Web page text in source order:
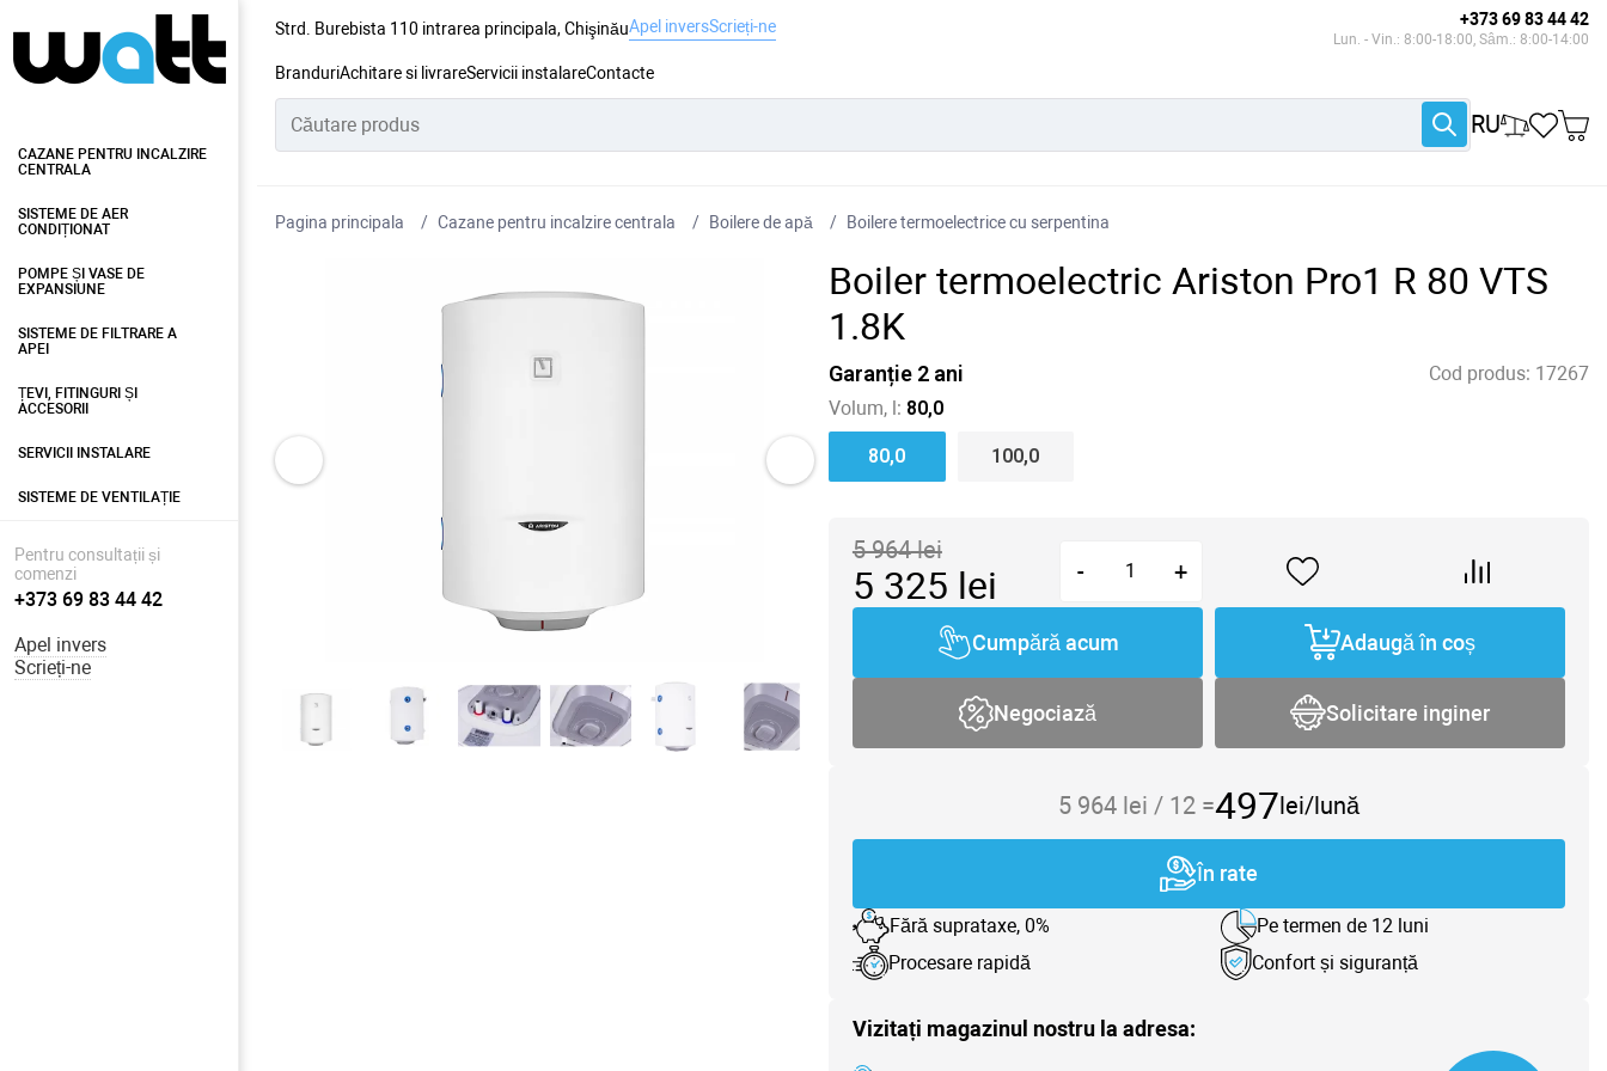
Strd. Burebista 110 intrarea principala, ChişinăuApel inversScrieți-ne +373 69 83 44 42
Lun. - Vin.: 8:00-18:00, Sâm.: 8:00-14:00
BranduriAchitare si livrareServicii instalareContacte
RU
CAZANE PENTRU INCALZIRE
CENTRALA
SISTEME DE AER
CONDIȚIONAT
POMPE ȘI VASE DE
EXPANSIUNE
SISTEME DE FILTRARE A
APEI
ȚEVI, FITINGURI ȘI
ACCESORII
SERVICII INSTALARE
SISTEME DE VENTILAȚIE
Pentru consultații și
comenzi
+373 69 83 44 42
Apel invers
Scrieți-ne
Pagina principala Cazane pentru incalzire centrala Boilere de apă Boilere termoelectrice cu serpentina
Boiler termoelectric Ariston Pro1 R 80 VTS
1.8K
Garanție 2 ani Cod produs: 17267
Volum, l: 80,0
80,0 100,0
5 964lei
5 325 lei - +
Cumpără acum Adaugă în coș
Negociază Solicitare inginer
5 964 lei / 12=497lei/lună
În rate
Fără suprataxe, 0%
Pe termen de 12 luni
Procesare rapidă
Confort și siguranță
Vizitați magazinul nostru la adresa: